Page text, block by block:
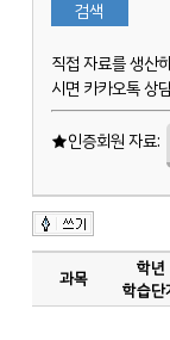
직접 자료를 생산
시면 카카오톡 상
★인증회원 자료:
과목
학년
학습단